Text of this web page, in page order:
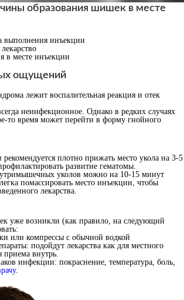
образования шишек в месте
выполнения инъекции
в месте инъекции
ощущений
лежит воспалительная реакция и отек
неинфекционное. Однако в редких случаях
то время может перейти в форму гнойного
плотно прижать место укола на 3-5
развитие гематомы.
уколов можно на 10-15 минут
помассировать место инъекции, чтобы
лекарства.
уже возникли (как правило, на следующий
или компрессы с обычной водкой
подойдут лекарства как для местного
приема внутрь.
инфекции: покраснение, температура, боль,
.